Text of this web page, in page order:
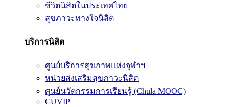
ชีวิตนิสิตในประเทศไทย
สุขภาวะทางใจนิสิต
บริการนิสิต
ศูนย์บริการสุขภาพแห่งจุฬาฯ
หน่วยส่งเสริมสุขภาวะนิสิต
ศูนย์นวัตกรรมการเรียนรู้ (Chula MOOC)
CUVIP